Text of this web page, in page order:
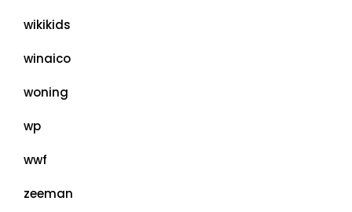
wikikids
winaico
woning
wp
wwf
zeeman